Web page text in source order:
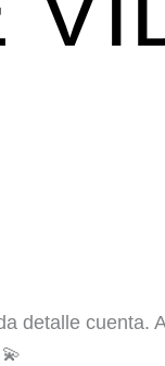
detalle cuenta.